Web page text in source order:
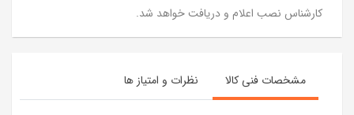
کارشناس نصب اعلام و دریافت خواهد شد.
مشخصات فنی کالا نظرات و امتیاز ها